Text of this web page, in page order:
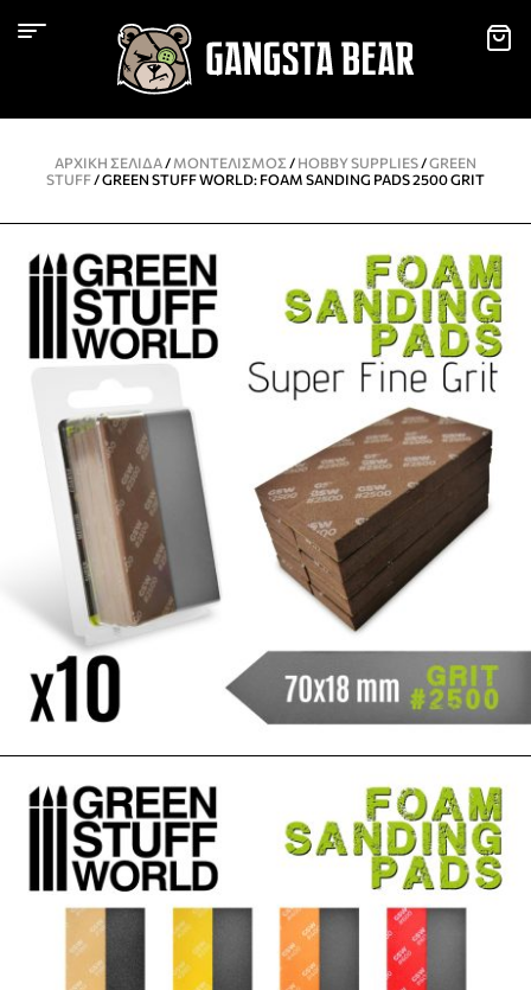
ΑΡΧΙΚΉ ΣΕΛΊΔΑ/ ΜΟΝΤΕΛΙΣΜΌΣ / HOBBY SUPPLIES/GREEN
STUFF/ GREEN STUFF WORLD: FOAM SANDING PADS 2500 GRIT